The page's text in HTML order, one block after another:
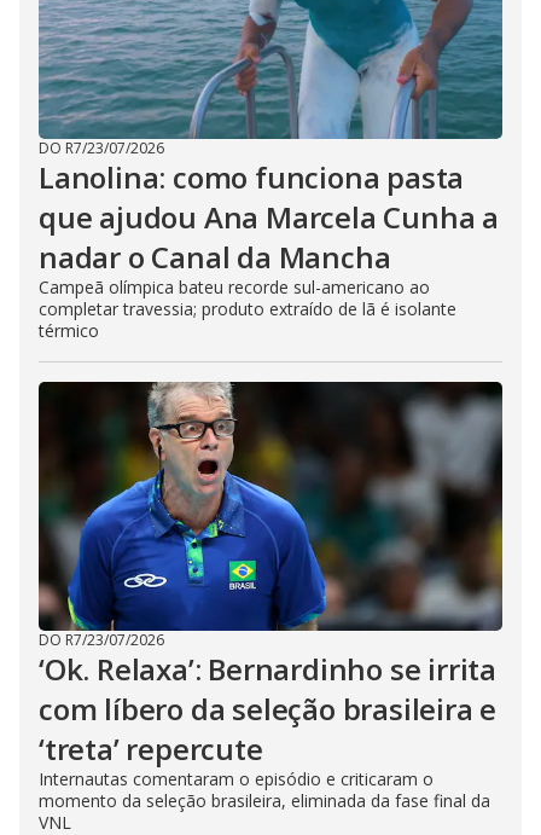
DO R7/23/07/2026
Lanolina: como funciona pasta
que ajudou Ana Marcela Cunha a
nadar o Canal da Mancha
Campeã olímpica bateu recorde sul-americano ao
completar travessia; produto extraído de lã é isolante
térmico
DO R7/23/07/2026
‘Ok. Relaxa’: Bernardinho se irrita
com líbero da seleção brasileira e
‘treta’ repercute
Internautas comentaram o episódio e criticaram o
momento da seleção brasileira, eliminada da fase final da
VNL